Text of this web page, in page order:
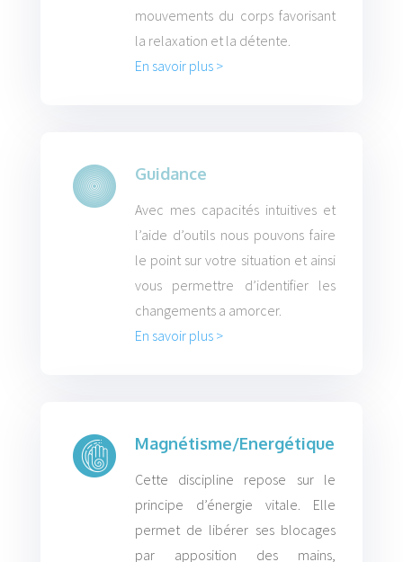
mouvements du corps favorisant
la relaxation et la détente.
En savoir plus >
Guidance
Avec mes capacités intuitives et
l’aide d’outils nous pouvons faire
le point sur votre situation et ainsi
vous permettre d’identifier les
changements a amorcer.
En savoir plus >
Magnétisme/Energétique
Cette discipline repose sur le
principe d’énergie vitale. Elle
permet de libérer ses blocages
par apposition des mains,